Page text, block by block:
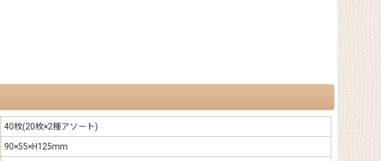
40枚(20枚×2種アソート)
90×55×H125mm